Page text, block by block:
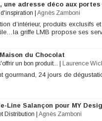
une adresse déco aux
Agnès Zamboni
d’intérieur, produits exclusifs
griffe LMB propose ses
du Chocolat
un bon produit... Laurence
gourmand, 24 jours de
Line Salançon pour MY
Distribution Agnès Zamboni